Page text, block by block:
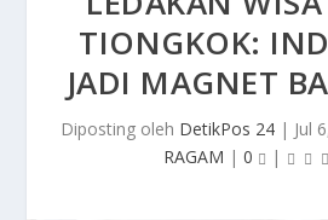
TIONGKOK:
JADI MAGNET
Diposting oleh DetikPos 24 | Jul
RAGAM | 0 |